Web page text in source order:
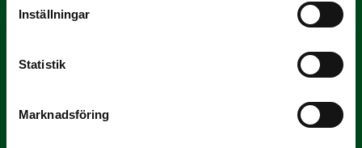
Inställningar
Statistik
Marknadsföring